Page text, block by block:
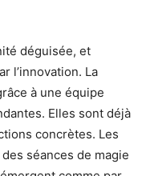
déguisée, et
l’innovation. La
à une équipe
Elles sont déjà
concrètes. Les
séances de magie